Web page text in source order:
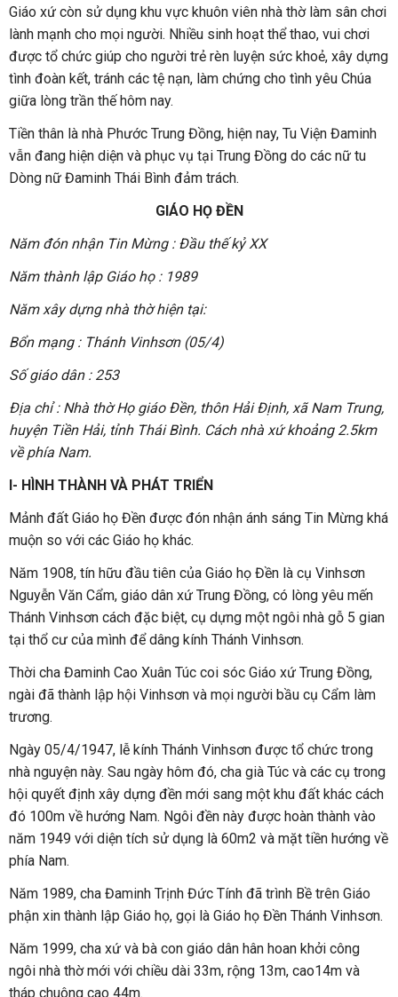
Giáo xứ còn sử dụng khu vực khuôn viên nhà thờ làm sân chơi
lành mạnh cho mọi người. Nhiều sinh hoạt thể thao, vui chơi
được tổ chức giúp cho người trẻ rèn luyện sức khoẻ, xây dựng
tình đoàn kết, tránh các tệ nạn, làm chứng cho tình yêu Chúa
giữa lòng trần thế hôm nay.
Tiền thân là nhà Phước Trung Đồng, hiện nay, Tu Viện Đaminh
vẫn đang hiện diện và phục vụ tại Trung Đồng do các nữ tu
Dòng nữ Đaminh Thái Bình đảm trách.
GIÁO HỌ ĐỀN
Năm đón nhận Tin Mừng : Đầu thế kỷ XX
Năm thành lập Giáo họ : 1989
Năm xây dựng nhà thờ hiện tại:
Bổn mạng : Thánh Vinhsơn (05/4)
Số giáo dân : 253
Địa chỉ : Nhà thờ Họ giáo Đền, thôn Hải Định, xã Nam Trung,
huyện Tiền Hải, tỉnh Thái Bình. Cách nhà xứ khoảng 2.5km
về phía Nam.
I- HÌNH THÀNH VÀ PHÁT TRIỂN
Mảnh đất Giáo họ Đền được đón nhận ánh sáng Tin Mừng khá
muộn so với các Giáo họ khác.
Năm 1908, tín hữu đầu tiên của Giáo họ Đền là cụ Vinhsơn
Nguyễn Văn Cẩm, giáo dân xứ Trung Đồng, có lòng yêu mến
Thánh Vinhsơn cách đặc biệt, cụ dựng một ngôi nhà gỗ 5 gian
tại thổ cư của mình để dâng kính Thánh Vinhsơn.
Thời cha Đaminh Cao Xuân Túc coi sóc Giáo xứ Trung Đồng,
ngài đã thành lập hội Vinhsơn và mọi người bầu cụ Cẩm làm
trương.
Ngày 05/4/1947, lễ kính Thánh Vinhsơn được tổ chức trong
nhà nguyện này. Sau ngày hôm đó, cha già Túc và các cụ trong
hội quyết định xây dựng đền mới sang một khu đất khác cách
đó 100m về hướng Nam. Ngôi đền này được hoàn thành vào
năm 1949 với diện tích sử dụng là 60m2 và mặt tiền hướng về
phía Nam.
Năm 1989, cha Đaminh Trịnh Đức Tính đã trình Bề trên Giáo
phận xin thành lập Giáo họ, gọi là Giáo họ Đền Thánh Vinhsơn.
Năm 1999, cha xứ và bà con giáo dân hân hoan khởi công
ngôi nhà thờ mới với chiều dài 33m, rộng 13m, cao14m và
tháp chuông cao 44m.